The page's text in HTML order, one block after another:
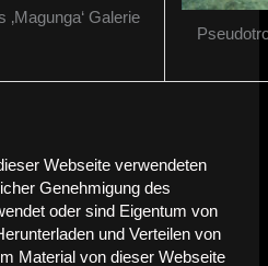
Galerie
Webseite verwendeten
Genehmigung des
oder sind Eigentum von
und Verteilen von
Material von dieser Webseite